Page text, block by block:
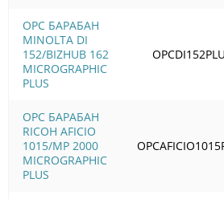
OPC БАРАБАН
MINOLTA DI
152/BIZHUB 162
MICROGRAPHIC
PLUS
OPC БАРАБАН
RICOH AFICIO
1015/MP 2000
MICROGRAPHIC
PLUS